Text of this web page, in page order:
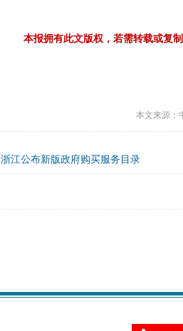
本报拥有此文版权，若需转载或复
本文来源：
浙江公布新版政府购买服务目录